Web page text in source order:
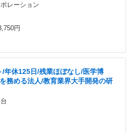
レーション
円
/年休125日/残業ほぼなし/医学博
務める法人/教育業界大手開発の研